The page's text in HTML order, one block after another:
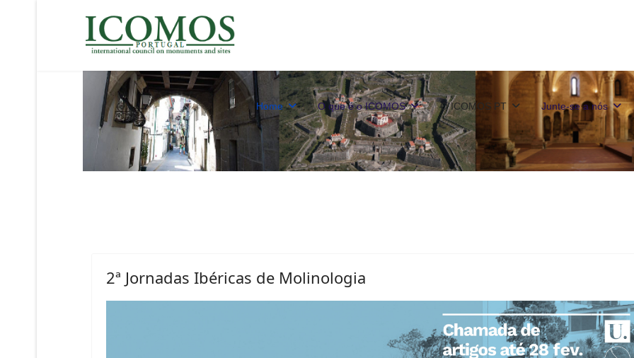
Home O que é o ICOMOS O ICOMOS PT Junte-se a nós
2ª Jornadas Ibéricas de Molinologia